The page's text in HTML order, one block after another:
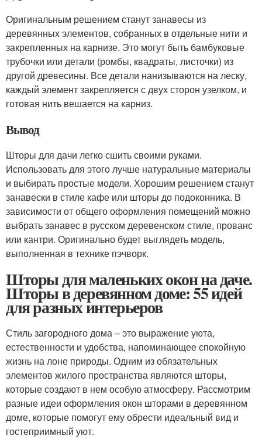
Оригинальным решением станут занавесы из
деревянных элементов, собранных в отдельные нити и
закрепленных на карнизе. Это могут быть бамбуковые
трубочки или детали (ромбы, квадраты, листочки) из
другой древесины. Все детали нанизываются на леску,
каждый элемент закрепляется с двух сторон узелком, и
готовая нить вешается на карниз.
Вывод
Шторы для дачи легко сшить своими руками.
Использовать для этого лучше натуральные материалы
и выбирать простые модели. Хорошим решением станут
занавески в стиле кафе или шторы до подоконника. В
зависимости от общего оформления помещений можно
выбрать занавес в русском деревенском стиле, прованс
или кантри. Оригинально будет выглядеть модель,
выполненная в технике пэчворк.
Шторы для маленьких окон на даче.
Шторы в деревянном доме: 55 идей
для разных интерьеров
Стиль загородного дома – это выражение уюта,
естественности и удобства, напоминающее спокойную
жизнь на лоне природы. Одним из обязательных
элементов жилого пространства являются шторы,
которые создают в нем особую атмосферу. Рассмотрим
разные идеи оформления окон шторами в деревянном
доме, которые помогут ему обрести идеальный вид и
гостеприимный уют.